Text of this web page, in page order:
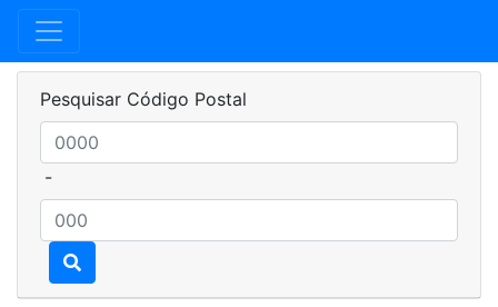
Pesquisar Código Postal
-